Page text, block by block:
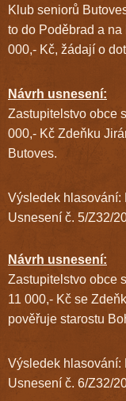
Klub seniorů
to do Poděbrad a
000,- Kč, žádají o
Návrh usnesení:
Zastupitelstvo obce
000,- Kč Zdeňku
Butoves.
Výsledek hlasování:
Usnesení č. 5/Z32/
Návrh usnesení:
Zastupitelstvo obce
11 000,- Kč se
pověřuje starostu
Výsledek hlasování:
Usnesení č. 6/Z32/